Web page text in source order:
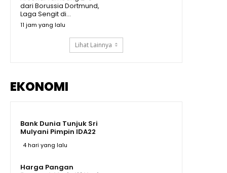
Prabowo Kumpulkan Buku
Pelajaran Asia Tenggara,
Kurikulum RI Mau Dibawa ke
Mana?
11:19
dari Borussia Dortmund,
Laga Sengit di...
11 jam yang lalu
Lihat Lainnya
EKONOMI
Bank Dunia Tunjuk Sri
Mulyani Pimpin IDA22
4 hari yang lalu
Harga Pangan